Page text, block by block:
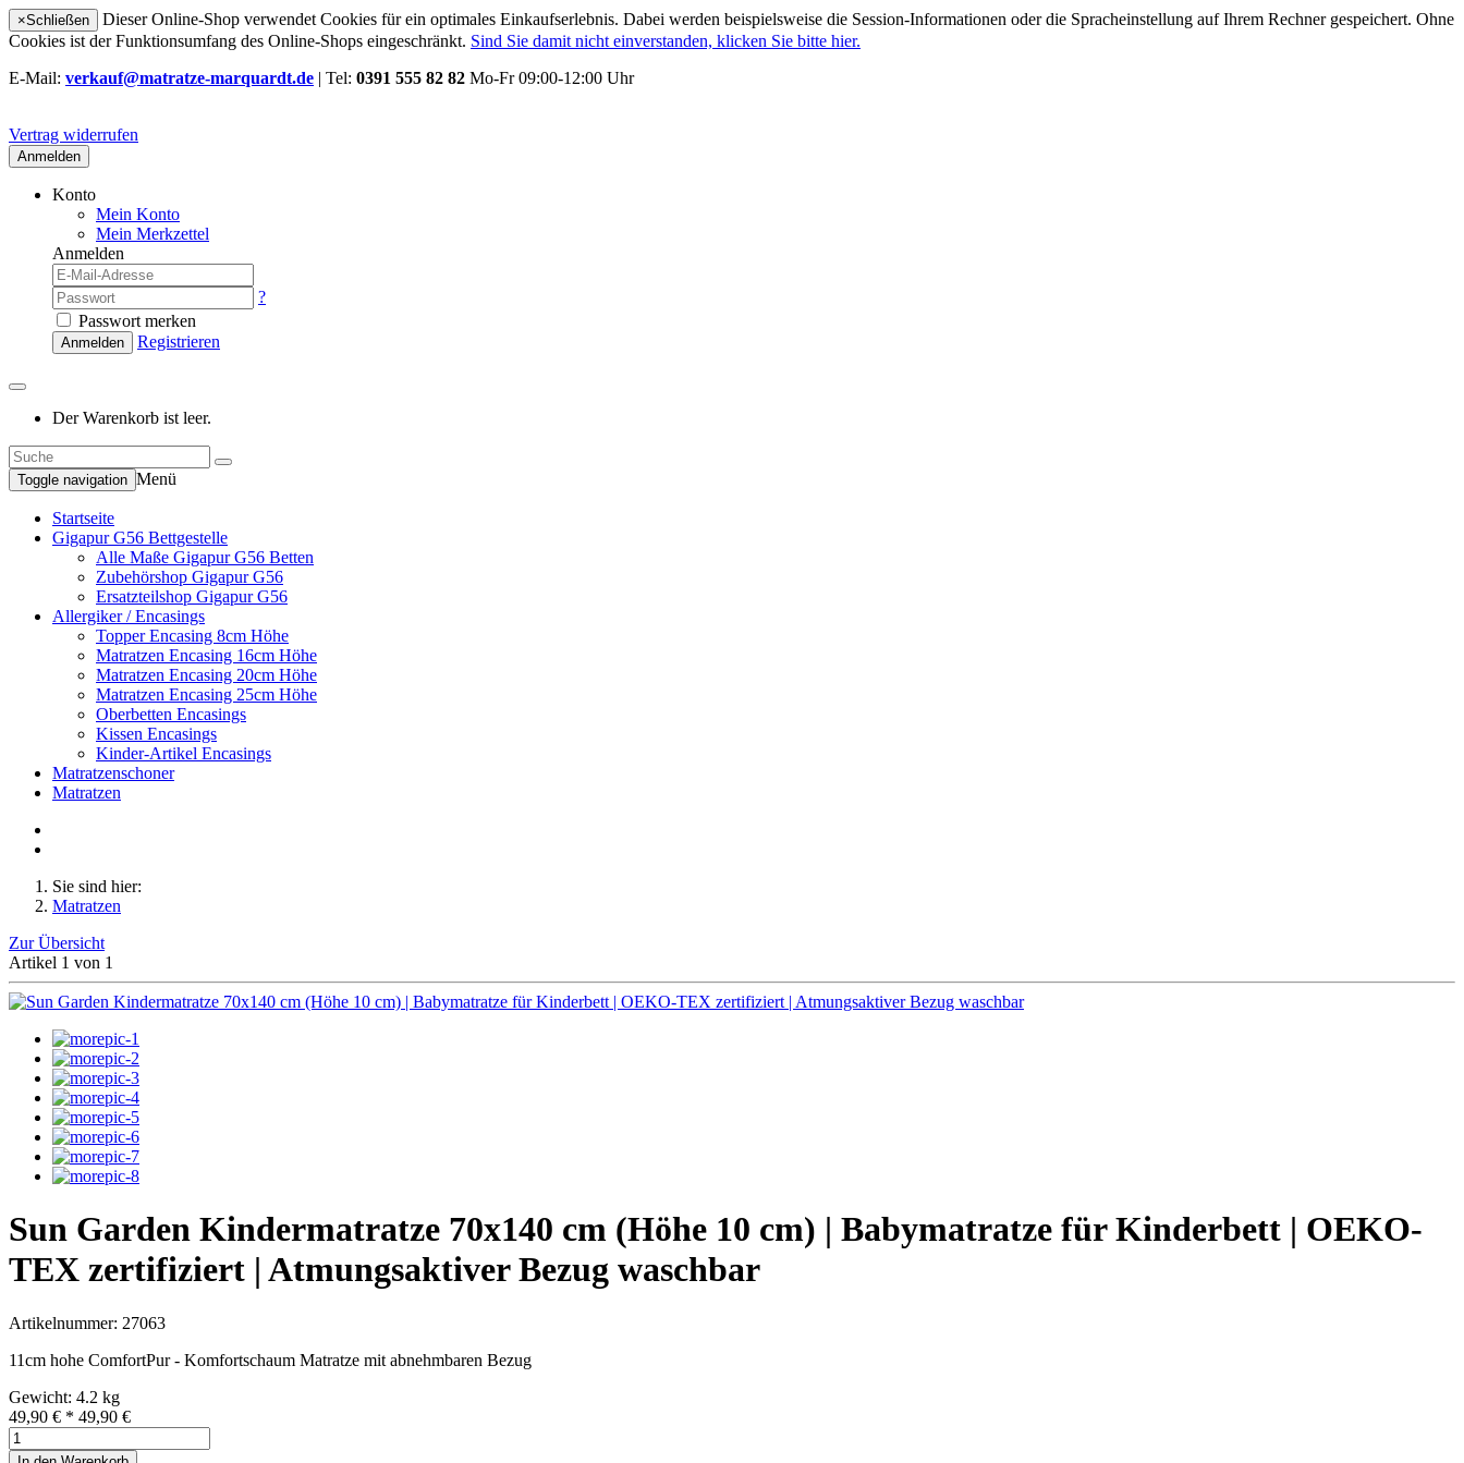
×Schließen
Dieser Online-Shop verwendet Cookies für ein optimales Einkaufserlebnis. Dabei werden beispielsweise die Session-Informationen oder die Spracheinstellung auf Ihrem Rechner gespeichert. Ohne
Cookies ist der Funktionsumfang des Online-Shops eingeschränkt. Sind Sie damit nicht einverstanden, klicken Sie bitte hier.
E-Mail: verkauf@matratze-marquardt.de | Tel: 0391 555 82 82 Mo-Fr 09:00-12:00 Uhr
Vertrag widerrufen
Anmelden
Konto
Mein Konto
Mein Merkzettel
Anmelden
?
Passwort merken
Anmelden Registrieren
Der Warenkorb ist leer.
Toggle navigation Menü
Startseite
Gigapur G56 Bettgestelle
Alle Maße Gigapur G56 Betten
Zubehörshop Gigapur G56
Ersatzteilshop Gigapur G56
Allergiker / Encasings
Topper Encasing 8cm Höhe
Matratzen Encasing 16cm Höhe
Matratzen Encasing 20cm Höhe
Matratzen Encasing 25cm Höhe
Oberbetten Encasings
Kissen Encasings
Kinder-Artikel Encasings
Matratzenschoner
Matratzen
Sie sind hier:
Matratzen
Zur Übersicht
Artikel 1 von 1
Sun Garden Kindermatratze 70x140 cm (Höhe 10 cm) | Babymatratze für Kinderbett | OEKO-
TEX zertifiziert | Atmungsaktiver Bezug waschbar
Artikelnummer: 27063
11cm hohe ComfortPur - Komfortschaum Matratze mit abnehmbaren Bezug
Gewicht: 4.2 kg
49,90 € * 49,90 €